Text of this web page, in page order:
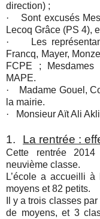
direction) ;
·
Sont excusés
Lecoq Grâce (PS 4),
·
Les
Francq, Mayer,
FCPE ;
MAPE.
·
Madame Gouel,
la mairie.
·
Monsieur Aït Ali
1. La rentrée :
Cette rentrée 2014
neuvième classe.
L’école a accueilli
moyens et 82 petits.
Il y a trois classes
de moyens, et 3